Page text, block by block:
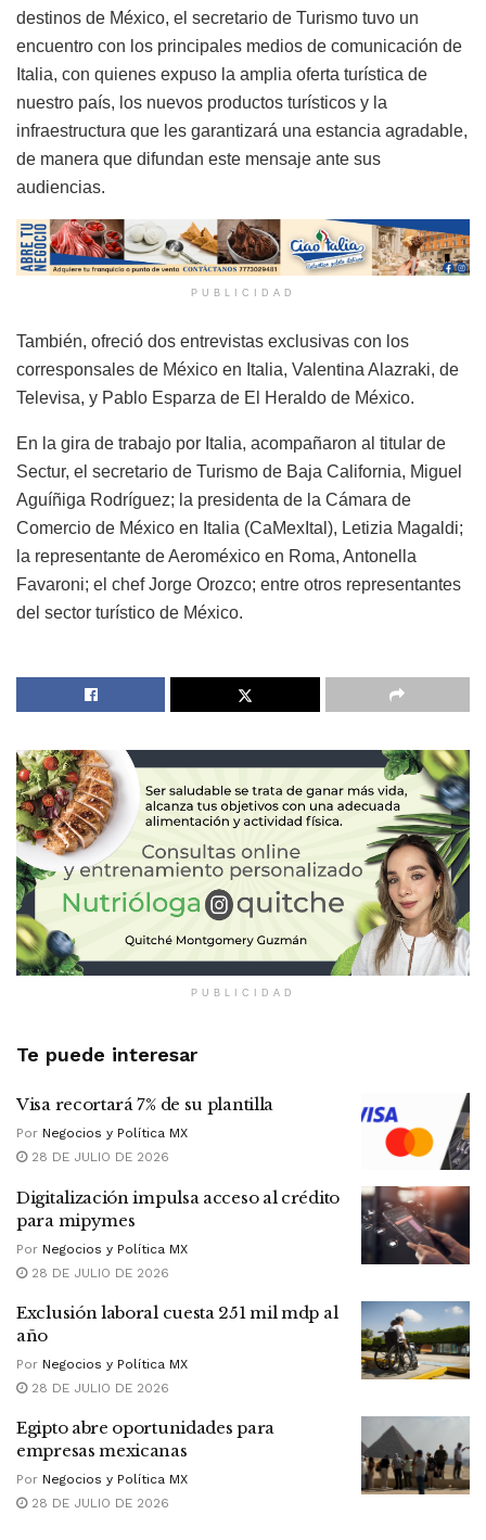
destinos de México, el secretario de Turismo tuvo un
encuentro con los principales medios de comunicación de
Italia, con quienes expuso la amplia oferta turística de
nuestro país, los nuevos productos turísticos y la
infraestructura que les garantizará una estancia agradable,
de manera que difundan este mensaje ante sus
audiencias.
PUBLICIDAD
También, ofreció dos entrevistas exclusivas con los
corresponsales de México en Italia, Valentina Alazraki, de
Televisa, y Pablo Esparza de El Heraldo de México.
En la gira de trabajo por Italia, acompañaron al titular de
Sectur, el secretario de Turismo de Baja California, Miguel
Aguíñiga Rodríguez; la presidenta de la Cámara de
Comercio de México en Italia (CaMexItal), Letizia Magaldi;
la representante de Aeroméxico en Roma, Antonella
Favaroni; el chef Jorge Orozco; entre otros representantes
del sector turístico de México.
PUBLICIDAD
Te puede interesar
Visa recortará 7% de su plantilla
Por Negocios y Política MX
28 DE JULIO DE 2026
Digitalización impulsa acceso al crédito
para mipymes
Por Negocios y Política MX
28 DE JULIO DE 2026
Exclusión laboral cuesta 251 mil mdp al
año
Por Negocios y Política MX
28 DE JULIO DE 2026
Egipto abre oportunidades para
empresas mexicanas
Por Negocios y Política MX
28 DE JULIO DE 2026